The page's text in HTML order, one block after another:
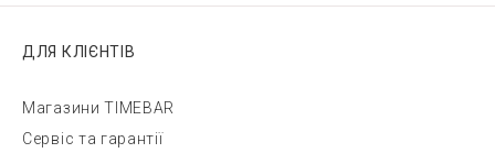
ДЛЯ КЛІЄНТІВ
Магазини TIMEBAR
Сервіс та гарантії